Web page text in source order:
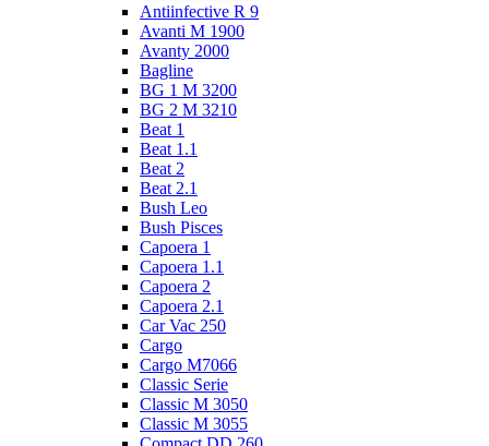
Antiinfective R 9
Avanti M 1900
Avanty 2000
Bagline
BG 1 M 3200
BG 2 M 3210
Beat 1
Beat 1.1
Beat 2
Beat 2.1
Bush Leo
Bush Pisces
Capoera 1
Capoera 1.1
Capoera 2
Capoera 2.1
Car Vac 250
Cargo
Cargo M7066
Classic Serie
Classic M 3050
Classic M 3055